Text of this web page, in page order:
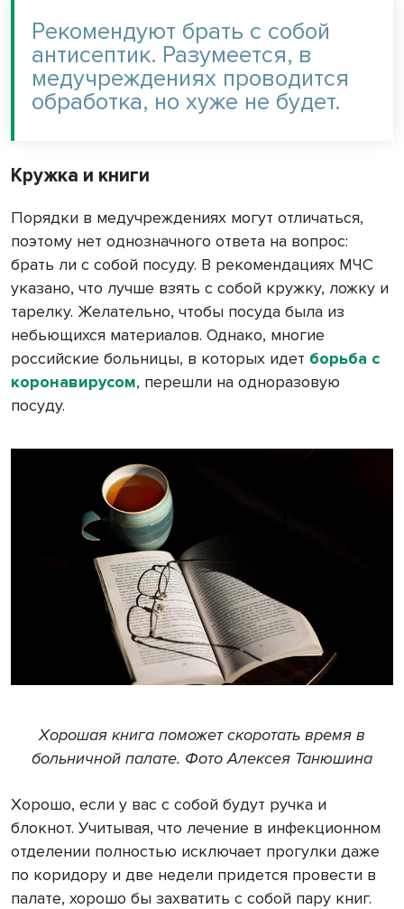
Рекомендуют брать с собой
антисептик. Разумеется, в
медучреждениях проводится
обработка, но хуже не будет.
Кружка и книги
Порядки в медучреждениях могут отличаться,
поэтому нет однозначного ответа на вопрос:
брать ли с собой посуду. В рекомендациях МЧС
указано, что лучше взять с собой кружку, ложку и
тарелку. Желательно, чтобы посуда была из
небьющихся материалов. Однако, многие
российские больницы, в которых идет борьба с
коронавирусом, перешли на одноразовую
посуду.
Хорошая книга поможет скоротать время в
больничной палате. Фото Алексея Танюшина
Хорошо, если у вас с собой будут ручка и
блокнот. Учитывая, что лечение в инфекционном
отделении полностью исключает прогулки даже
по коридору и две недели придется провести в
палате, хорошо бы захватить с собой пару книг.